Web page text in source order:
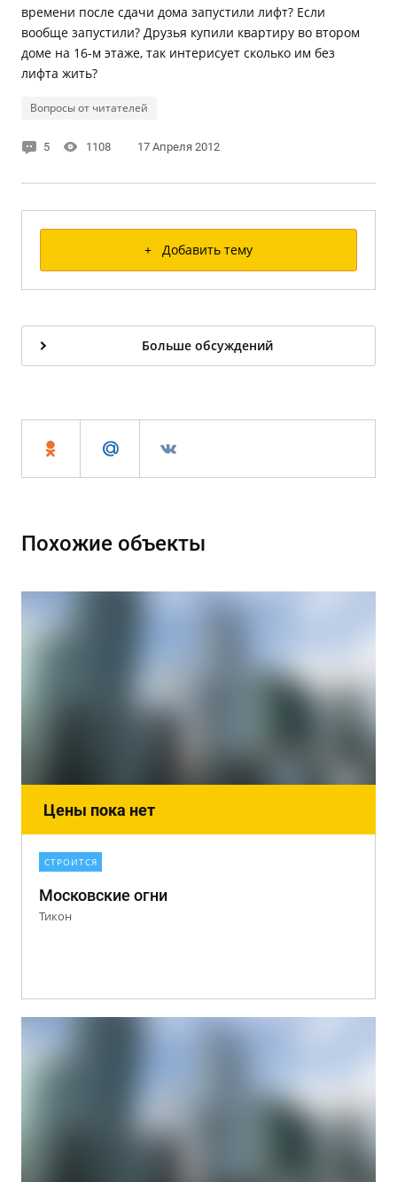
времени после сдачи дома запустили лифт? Если
вообще запустили? Друзья купили квартиру во втором
доме на 16-м этаже, так интерисует сколько им без
лифта жить?
Вопросы от читателей
5 1108 17 Апреля 2012
+ Добавить тему
Больше обсуждений
Похожие объекты
Цены пока нет
СТРОИТСЯ
Московские огни
Тикон